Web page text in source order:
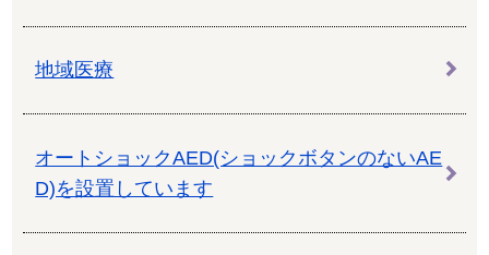
地域医療
オートショックAED(ショックボタンのないAE
D)を設置しています